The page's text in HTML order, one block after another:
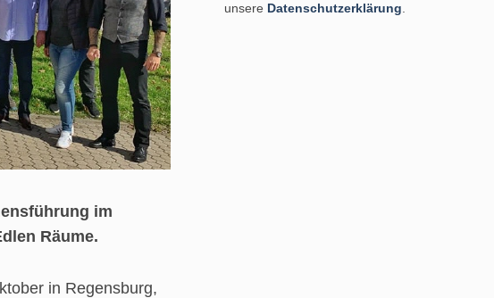
im
Räume.
in Regensburg,
unsere Datenschutzerklärung